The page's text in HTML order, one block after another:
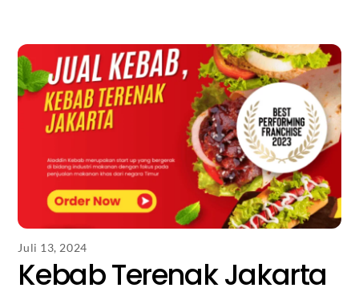
Juli 13, 2024
Kebab Terenak Jakarta